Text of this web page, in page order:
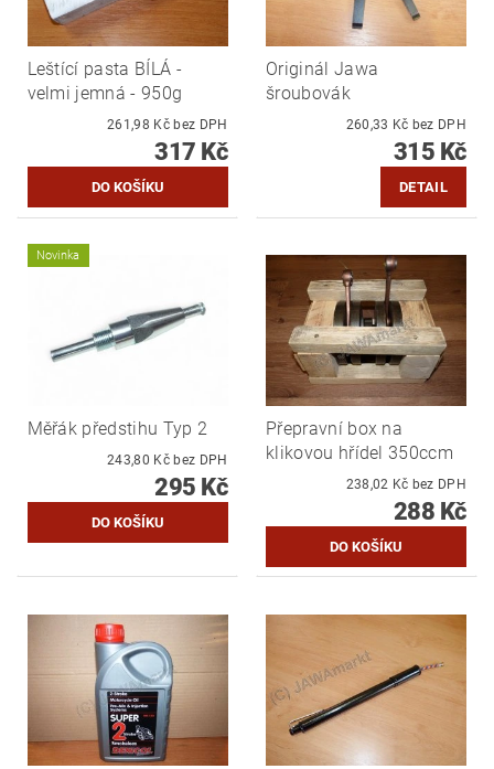
Leštící pasta BÍLÁ -
velmi jemná - 950g
261,98 Kč bez DPH
317 Kč
Originál Jawa
šroubovák
260,33 Kč bez DPH
315 Kč
DETAIL
Novinka
Měřák předstihu Typ 2
243,80 Kč bez DPH
295 Kč
Přepravní box na
klikovou hřídel 350ccm
238,02 Kč bez DPH
288 Kč